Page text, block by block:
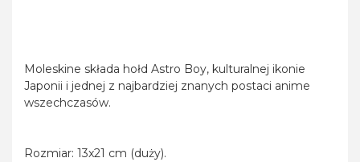
Moleskine składa hołd Astro Boy, kulturalnej ikonie
Japonii i jednej z najbardziej znanych postaci anime
wszechczasów.
Rozmiar: 13x21 cm (duży).